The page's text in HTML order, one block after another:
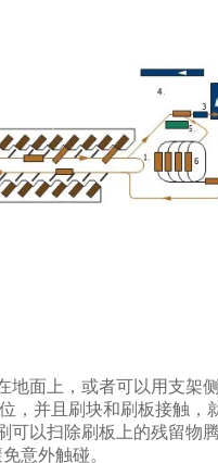
地面上，或者可以用支
，并且刷块和刷板接触
可以扫除刷板上的残留物
意外触碰。